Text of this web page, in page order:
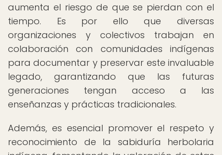
aumenta el riesgo de que se pierdan con el
tiempo. Es por ello que diversas
organizaciones y colectivos trabajan en
colaboración con comunidades indígenas
para documentar y preservar este invaluable
legado, garantizando que las futuras
generaciones tengan acceso a las
enseñanzas y prácticas tradicionales.
Además, es esencial promover el respeto y
reconocimiento de la sabiduría herbolaria